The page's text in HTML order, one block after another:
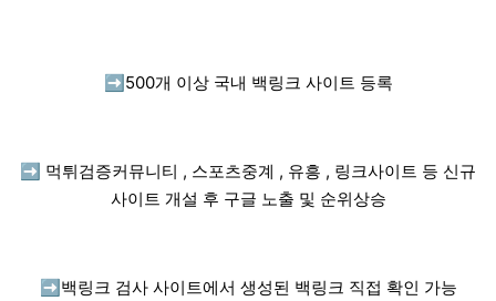
➡️ 500개 이상 국내 백링크 사이트 등록
➡️ 먹튀검증커뮤니티 , 스포츠중계 , 유흥 , 링크사이트 등 신규
사이트 개설 후 구글 노출 및 순위상승
➡️ 백링크 검사 사이트에서 생성된 백링크 직접 확인 가능